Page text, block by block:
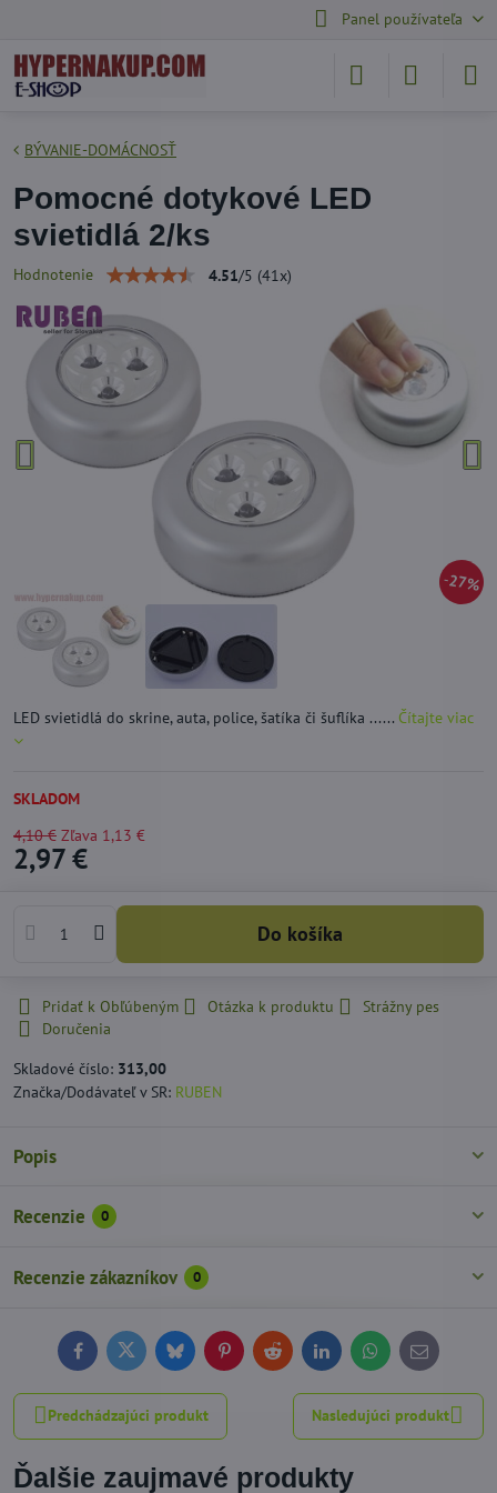
Panel používateľa
27%
BÝVANIE-DOMÁCNOSŤ
Pomocné dotykové LED
svietidlá 2/ks
Hodnotenie 4.51/5 (41 x)
LED svietidlá do skrine, auta, police, šatíka či šuflíka ...... Čítajte viac
SKLADOM
4,10 € Zľava 1,13 €
2,97 €
Do košíka
Pridať k Obľúbeným Otázka k produktu
Strážny pes
Doručenia
Skladové číslo: 313,00
Značka/Dodávateľ v SR: RUBEN
Popis
Recenzie 0
Recenzie zákazníkov 0
FacebookTwitterBlueskyPinterestReddit LinkedInWhatsApp
E-
mail
Predchádzajúci produkt Nasledujúci produkt
Ďalšie zaujmavé produkty